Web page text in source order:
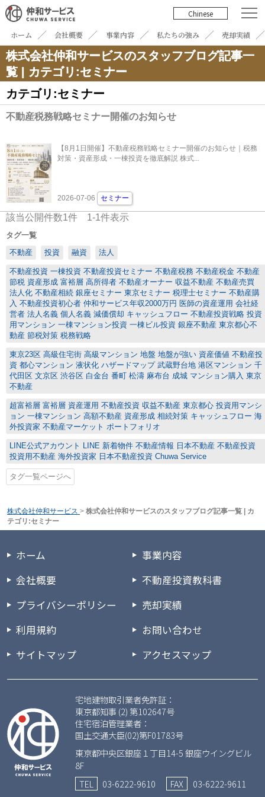
Chinese
ホーム 会社概要 事業内容 私たちの強み 売却実績
株式会社仲和サービスのスタッフブログ記事一
覧 | カテゴリ:セミナー
カテゴリ:セミナー
不動産税務戦略セミナー開催のお知らせ
【8月1日開催】不動産税務戦略セミナー開催のお知らせ｜税務
対策・資産形成・一棟投資を徹底解説 株式...
2026-07-06 セミナー
該当公開件数1件 1-1件表示
タグ一覧
不動産
投資 融資 法人
不動産投資 一棟投資 不動産投資セミナー 不動産税務 不動産税金 不動産
節税 資産形成 富裕層 高所得者 不動産オーナー 収益不動産 不動産売買
法人化 不動産相続 銀座セミナー 東京セミナー 税理士セミナー 不動産購
入 不動産投資初心者 仲和サービス年収2000万円 医師の資産運用 会社経
営者 法人名義 個人名義 減価償却 キャッシュフロー 不動産投資戦略 投資
用マンション 一棟マンション投資 一棟ビル投資 銀座不動産 東京都心不
動産 節税対策 税務戦略
東京23区 高級住宅街 高級マンション 地盤 地盤が強い 資産価値 不動産投
資 都心マンション 液状化 ハザードマップ 武蔵野台地 港区マンション 千
代田区 文京区 渋谷区 白金台 番町 松濤 麻布台 成城 マンション購入 東京
不動産
超富裕層 富裕層 資産運用 不動産投資 収益不動産 東京都心 投資用マンシ
ョン 一棟マンション 高額不動産 資産形成 相続対策 キャッシュフロー 海
外投資家 不動産マーケット ポートフォリオ
LINE公式アカウント LINE 新着物件 不動産情報 日本不動産 不動産投資
投資用不動産 海外投資家 日本不動産投資 Chuwa Service
タグ一覧ページへ
株式会社仲和サービス > 株式会社仲和サービスのスタッフブログ記事一覧 | カ
テゴリ:セミナー
ホーム
会社概要
プライバシーポリシー
利用規約
サイトマップ
事業内容
不動産投資教科書
売却実績
お問い合わせ
アクセスマップ
宅地建物取引業者免許証：
東京都知事 (2) 第102647号
住宅宿泊管理業者：
国土交通大臣(02)第F01783号
東京都中央区銀座１丁目14-5 銀座ウイングビル
8F
TEL
03-6222-9610 FAX 03-6222-9611